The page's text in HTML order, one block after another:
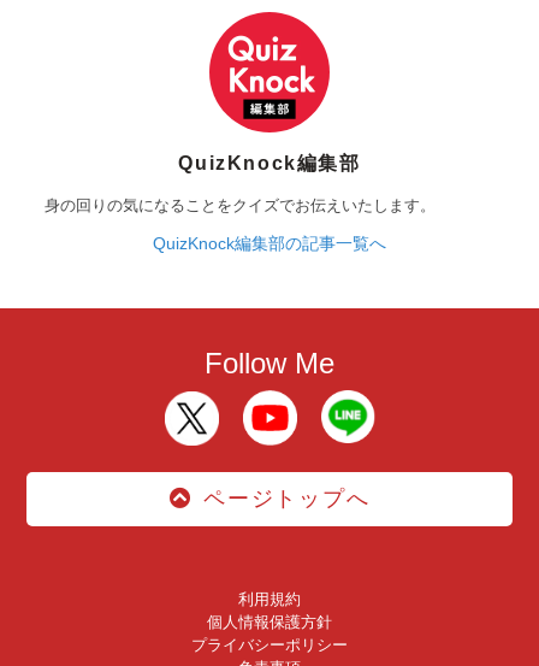
QuizKnock編集部
身の回りの気になることをクイズでお伝えいたします。
QuizKnock編集部の記事一覧へ
Follow Me
ページトップへ
利用規約
個人情報保護方針
プライバシーポリシー